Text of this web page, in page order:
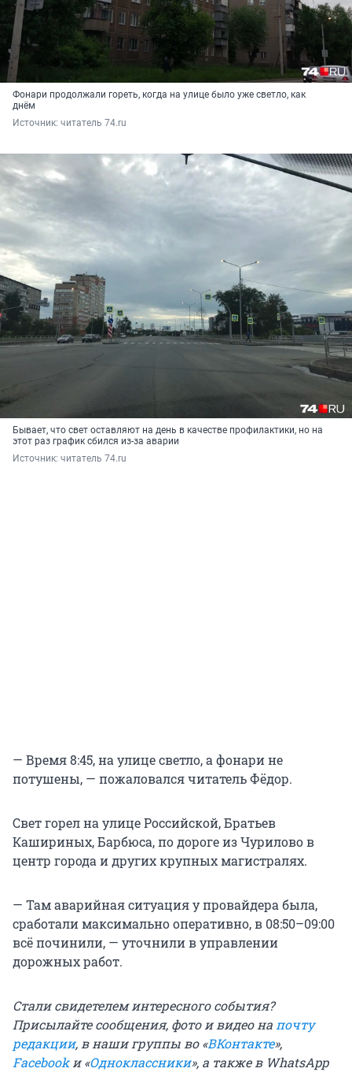
Фонари продолжали гореть, когда на улице было уже светло, как
днём
Источник: читатель 74.ru
Бывает, что свет оставляют на день в качестве профилактики, но на
этот раз график сбился из-за аварии
Источник: читатель 74.ru
— Время 8:45, на улице светло, а фонари не
потушены, — пожаловался читатель Фёдор.
Свет горел на улице Российской, Братьев
Кашириных, Барбюса, по дороге из Чурилово в
центр города и других крупных магистралях.
— Там аварийная ситуация у провайдера была,
сработали максимально оперативно, в 08:50–09:00
всё починили, — уточнили в управлении
дорожных работ.
Стали свидетелем интересного события?
Присылайте сообщения, фото и видео на почту
редакции, в наши группы во «ВКонтакте»,
Facebook и «Одноклассники», а также в WhatsApp